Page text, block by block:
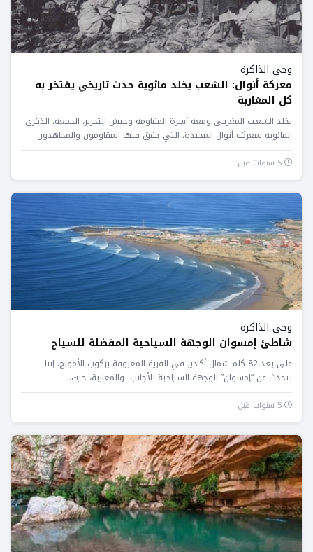
وحي الذاكرة
معركة أنوال: الشعب يخلد مائوية حدث تاريخي يفتخر به
كل المغاربة
يخلد الشعـب المغربـي ومعه أسرة المقاومة وجيش التحرير، الجمعة، الذكرى
المائوية لمعركة أنوال المجيدة، التي حقق فيها المقاومون والمجاهدون
المغاربة...
وحي الذاكرة
شاطئ إمسوان الوجهة السياحية المفضلة للسياح
على بعد 82 كلم شمال أكادير في القرية المعروفة بركوب الأمواج، إننا
نتحدث عن “إمسوان” الوجهة السياحية للأجانب والمغاربة، حيث...